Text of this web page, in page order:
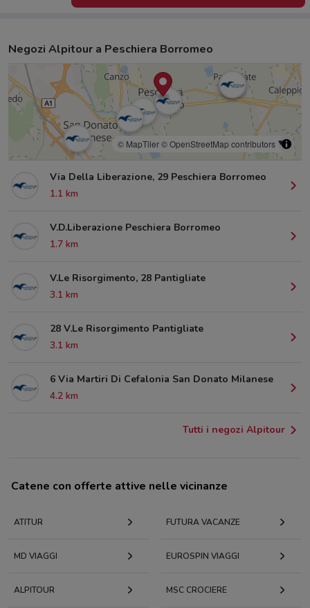
Negozi Alpitour a Peschiera Borromeo
© MapTiler© OpenStreetMap contributors
Via Della Liberazione, 29 Peschiera Borromeo
1.1 km
V.D.Liberazione Peschiera Borromeo
1.7 km
V.Le Risorgimento, 28 Pantigliate
3.1 km
28 V.Le Risorgimento Pantigliate
3.1 km
6 Via Martiri Di Cefalonia San Donato Milanese
4.2 km
Tutti i negozi Alpitour
Catene con offerte attive nelle vicinanze
ATITUR FUTURA VACANZE
MD VIAGGI EUROSPIN VIAGGI
ALPITOUR MSC CROCIERE